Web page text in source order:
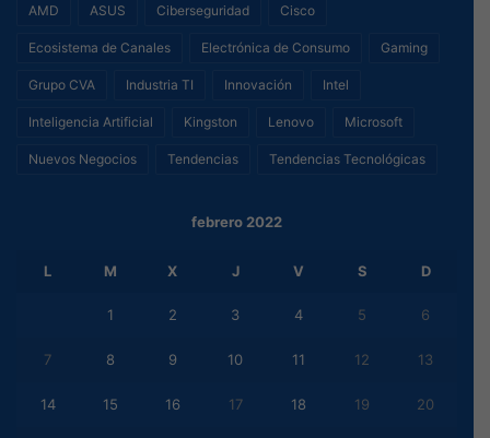
AMD ASUS Ciberseguridad Cisco
Ecosistema de Canales Electrónica de Consumo Gaming
Grupo CVA Industria TI Innovación Intel
Inteligencia Artificial Kingston Lenovo Microsoft
Nuevos Negocios Tendencias Tendencias Tecnológicas
febrero 2022
L M X J V S D
1 2 3 4 5 6
7 8 9 10 11 12 13
14 15 16 17 18 19 20